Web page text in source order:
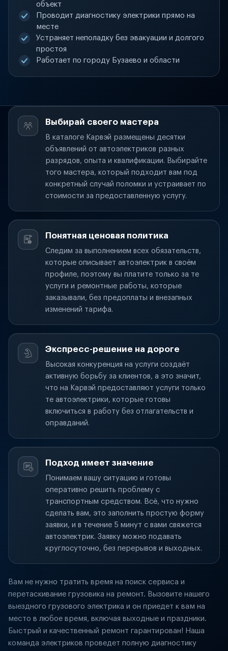
объект
Проводит диагностику электрики прямо на
месте
Устраняет неполадку без эвакуации и долгого
простоя
Работает по городу Бузаево и области
Выбирай своего мастера
В каталоге Карвэй размещены десятки
объявлений от автоэлектриков разных
разрядов, опыта и квалификации. Выбирайте
того мастера, который подходит вам под
конкретный случай поломки и устраивает по
стоимости за предоставленную услугу.
Понятная ценовая политика
Следим за выполнением всех обязательств,
которые описывает автоэлектрик в своём
профиле, поэтому вы платите только за те
услуги и ремонтные работы, которые
заказывали, без предоплаты и внезапных
изменений тарифа.
Экспресс-решение на дороге
Высокая конкуренция на услуги создаёт
активную борьбу за клиентов, а это значит,
что на Карвэй предоставляют услуги только
те автоэлектрики, которые готовы
включиться в работу без отлагательств и
оправданий.
Подход имеет значение
Понимаем вашу ситуацию и готовы
оперативно решить проблему с
транспортным средством. Всё, что нужно
сделать вам, это заполнить простую форму
заявки, и в течение 5 минут с вами свяжется
автоэлектрик. Заявку можно подавать
круглосуточно, без перерывов и выходных.
Вам не нужно тратить время на поиск сервиса и
перетаскивание грузовика на ремонт. Вызовите нашего
выездного грузового электрика и он приедет к вам на
место в любое время, включая выходные и праздники.
Быстрый и качественный ремонт гарантирован! Наша
команда электриков проведет полную диагностику